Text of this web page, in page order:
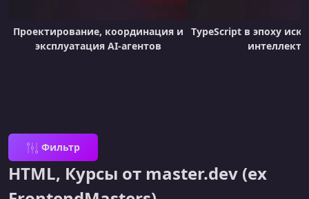
Проектирование, координация и
эксплуатация AI-агентов
TypeScript в эпоху
интеллекта
Фильтр
HTML, Курсы от master.dev (ex